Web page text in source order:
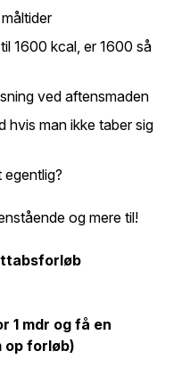
1600 kcal, er 1600 så
ved aftensmaden
hvis man ikke taber sig
og mere til!
1 mdr og få en
op forløb)